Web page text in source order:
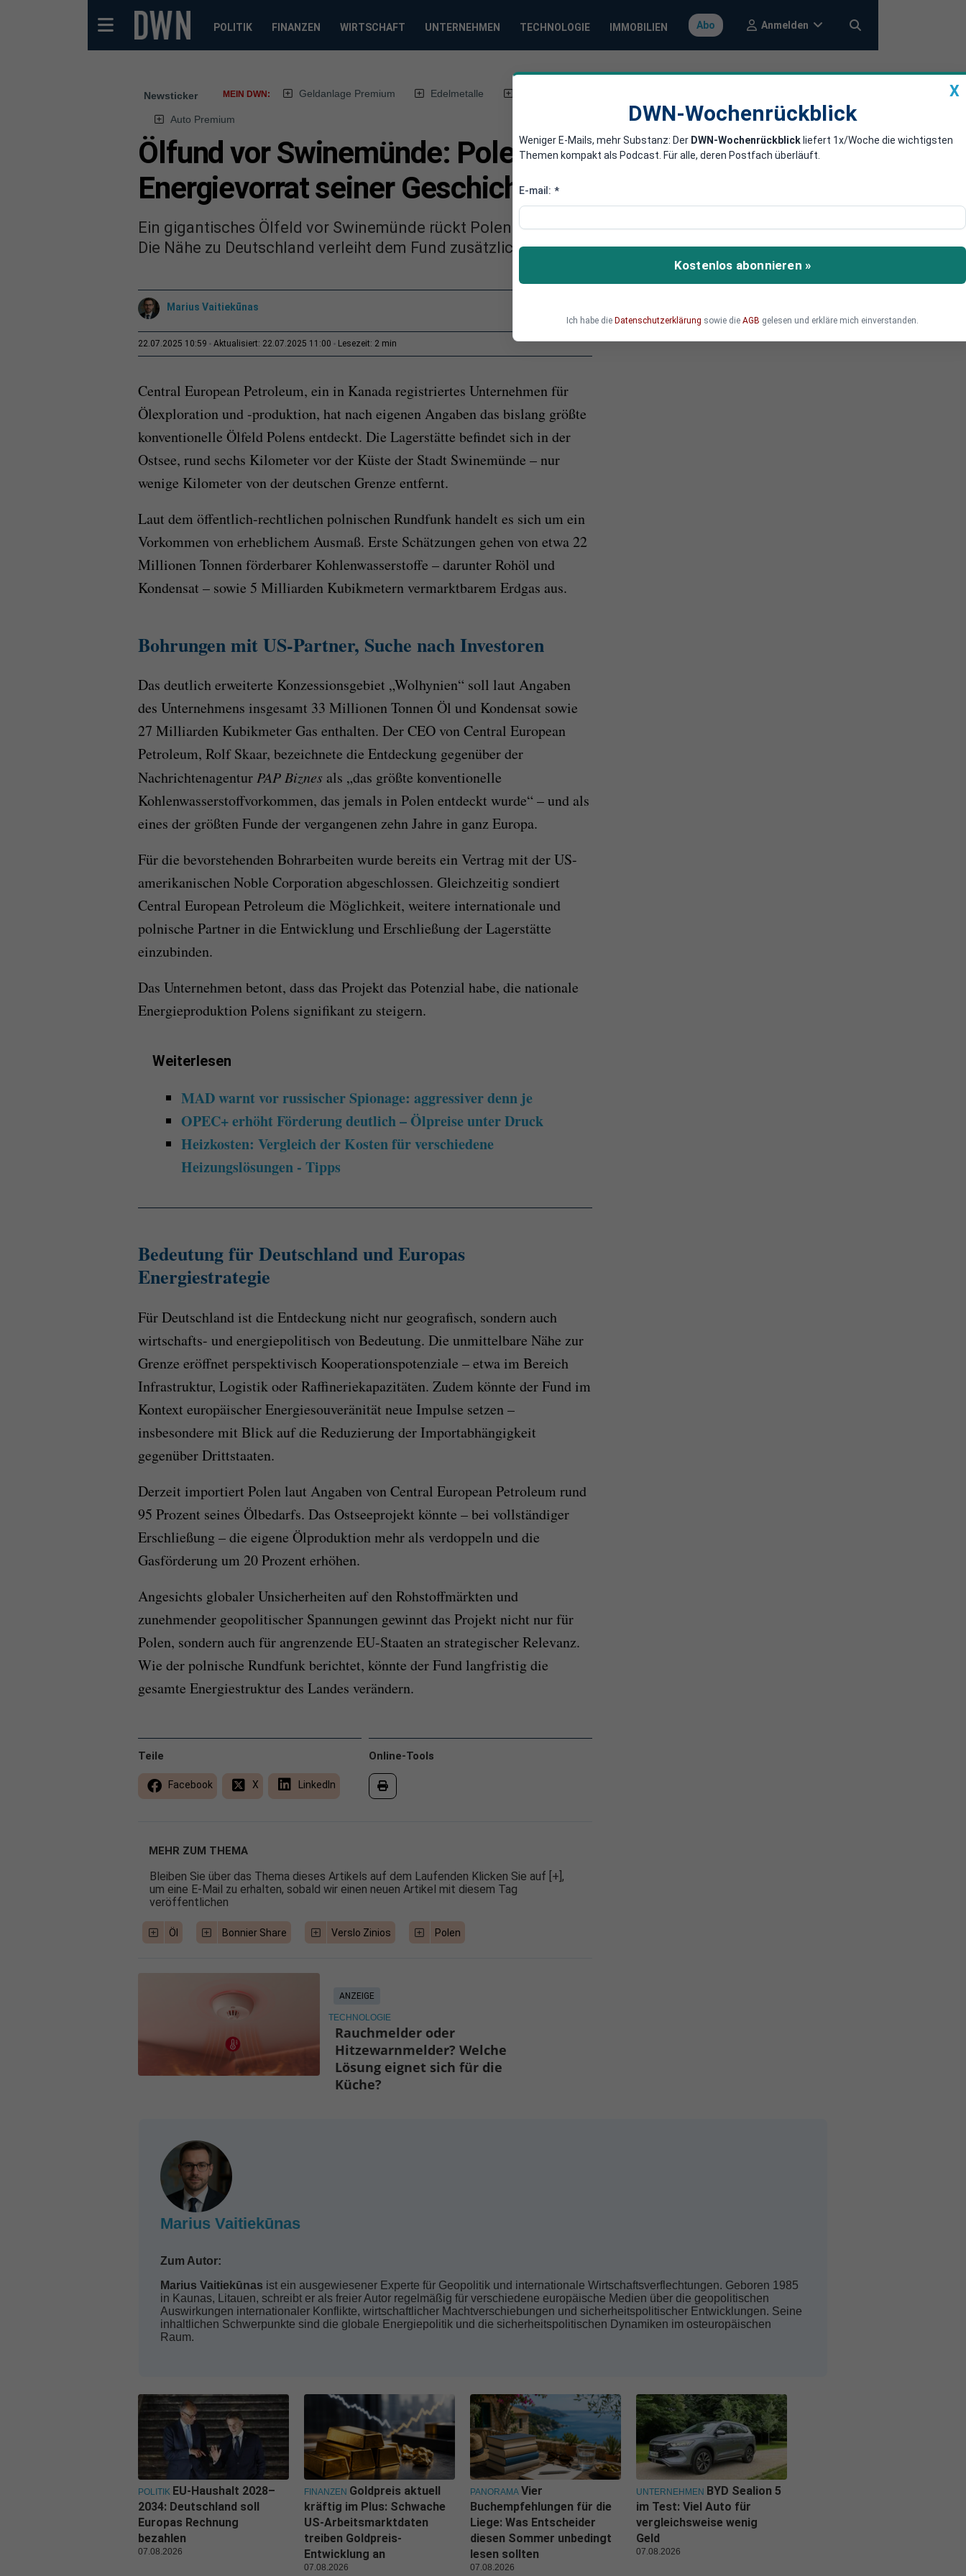
POLITIK FINANZEN WIRTSCHAFT UNTERNEHMEN TECHNOLOGIE IMMOBILIEN Abo Anmelden
Newsticker MEIN DWN: Geldanlage Premium Edelmetalle
Auto Premium
Ölfund vor Swinemünde: Polen entdeckt größten
Energievorrat seiner Geschichte
Ein gigantisches Ölfeld vor Swinemünde rückt Polen in den Fokus europäischer Energiepolitik.
Die Nähe zu Deutschland verleiht dem Fund zusätzliche Brisanz.
Marius Vaitiekūnas
22.07.2025 10:59 Aktualisiert: 22.07.2025 11:00 Lesezeit: 2 min
Central European Petroleum, ein in Kanada registriertes Unternehmen für
Ölexploration und -produktion, hat nach eigenen Angaben das bislang größte
konventionelle Ölfeld Polens entdeckt. Die Lagerstätte befindet sich in der
Ostsee, rund sechs Kilometer vor der Küste der Stadt Swinemünde – nur
wenige Kilometer von der deutschen Grenze entfernt.
Laut dem öffentlich-rechtlichen polnischen Rundfunk handelt es sich um ein
Vorkommen von erheblichem Ausmaß. Erste Schätzungen gehen von etwa 22
Millionen Tonnen förderbarer Kohlenwasserstoffe – darunter Rohöl und
Kondensat – sowie 5 Milliarden Kubikmetern vermarktbarem Erdgas aus.
Bohrungen mit US-Partner, Suche nach Investoren
Das deutlich erweiterte Konzessionsgebiet „Wolhynien“ soll laut Angaben
des Unternehmens insgesamt 33 Millionen Tonnen Öl und Kondensat sowie
27 Milliarden Kubikmeter Gas enthalten. Der CEO von Central European
Petroleum, Rolf Skaar, bezeichnete die Entdeckung gegenüber der
NachrichtenagenturPAP Biznes als „das größte konventionelle
Kohlenwasserstoffvorkommen, das jemals in Polen entdeckt wurde“ – und als
eines der größten Funde der vergangenen zehn Jahre in ganz Europa.
Für die bevorstehenden Bohrarbeiten wurde bereits ein Vertrag mit der US-
amerikanischen Noble Corporation abgeschlossen. Gleichzeitig sondiert
Central European Petroleum die Möglichkeit, weitere internationale und
polnische Partner in die Entwicklung und Erschließung der Lagerstätte
einzubinden.
Das Unternehmen betont, dass das Projekt das Potenzial habe, die nationale
Energieproduktion Polens signifikant zu steigern.
Weiterlesen
MAD warnt vor russischer Spionage: aggressiver denn je
OPEC+ erhöht Förderung deutlich – Ölpreise unter Druck
Heizkosten: Vergleich der Kosten für verschiedene
Heizungslösungen - Tipps
Bedeutung für Deutschland und Europas
Energiestrategie
Für Deutschland ist die Entdeckung nicht nur geografisch, sondern auch
wirtschafts- und energiepolitisch von Bedeutung. Die unmittelbare Nähe zur
Grenze eröffnet perspektivisch Kooperationspotenziale – etwa im Bereich
Infrastruktur, Logistik oder Raffineriekapazitäten. Zudem könnte der Fund im
Kontext europäischer Energiesouveränität neue Impulse setzen –
insbesondere mit Blick auf die Reduzierung der Importabhängigkeit
gegenüber Drittstaaten.
Derzeit importiert Polen laut Angaben von Central European Petroleum rund
95 Prozent seines Ölbedarfs. Das Ostseeprojekt könnte – bei vollständiger
Erschließung – die eigene Ölproduktion mehr als verdoppeln und die
Gasförderung um 20 Prozent erhöhen.
Angesichts globaler Unsicherheiten auf den Rohstoffmärkten und
zunehmender geopolitischer Spannungen gewinnt das Projekt nicht nur für
Polen, sondern auch für angrenzende EU-Staaten an strategischer Relevanz.
Wie der polnische Rundfunk berichtet, könnte der Fund langfristig die
gesamte Energiestruktur des Landes verändern.
Online-Tools
Teile
Facebook X LinkedIn
MEHR ZUM THEMA
Bleiben Sie über das Thema dieses Artikels auf dem Laufenden Klicken Sie auf [+],
um eine E-Mail zu erhalten, sobald wir einen neuen Artikel mit diesem Tag
veröffentlichen
Öl Bonnier Share Verslo Zinios Polen
ANZEIGE
TECHNOLOGIE
Rauchmelder oder
Hitzewarnmelder? Welche
Lösung eignet sich für die
Küche?
X
DWN-Wochenrückblick
Weniger E-Mails, mehr Substanz: Der DWN-Wochenrückblick liefert 1x/Woche die wichtigsten
Themen kompakt als Podcast. Für alle, deren Postfach überläuft.
E-mail: *
Kostenlos abonnieren »
Ich habe die Datenschutzerklärung sowie die AGB gelesen und erkläre mich einverstanden.
Marius Vaitiekūnas
Zum Autor:
Marius Vaitiekūnas ist ein ausgewiesener Experte für Geopolitik und internationale Wirtschaftsverflechtungen. Geboren 1985
in Kaunas, Litauen, schreibt er als freier Autor regelmäßig für verschiedene europäische Medien über die geopolitischen
Auswirkungen internationaler Konflikte, wirtschaftlicher Machtverschiebungen und sicherheitspolitischer Entwicklungen. Seine
inhaltlichen Schwerpunkte sind die globale Energiepolitik und die sicherheitspolitischen Dynamiken im osteuropäischen
Raum.
POLITIK EU-Haushalt 2028–
2034: Deutschland soll
Europas Rechnung
bezahlen
07.08.2026
FINANZEN Goldpreis aktuell
kräftig im Plus: Schwache
US-Arbeitsmarktdaten
treiben Goldpreis-
Entwicklung an
07.08.2026
PANORAMA Vier
Buchempfehlungen für die
Liege: Was Entscheider
diesen Sommer unbedingt
lesen sollten
07.08.2026
UNTERNEHMEN BYD Sealion 5
im Test: Viel Auto für
vergleichsweise wenig
Geld
07.08.2026